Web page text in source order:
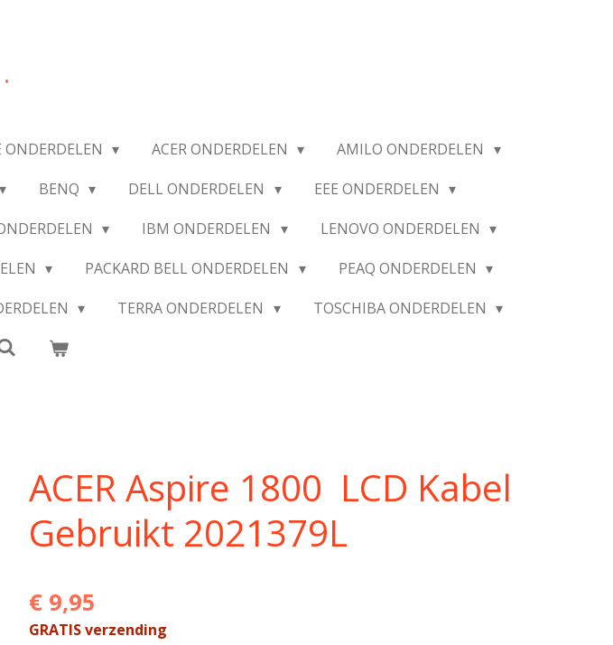
.
ONDERDELEN ACER ONDERDELEN
AMILO ONDERDELEN
BENQ DELL ONDERDELEN
EEE ONDERDELEN
IBM ONDERDELEN
LENOVO ONDERDELEN
PACKARD BELL ONDERDELEN
PEAQ ONDERDELEN
TERRA ONDERDELEN TOSCHIBA ONDERDELEN
ACER Aspire 1800 LCD Kabel
Gebruikt 2021379L
€ 9,95
GRATIS verzending